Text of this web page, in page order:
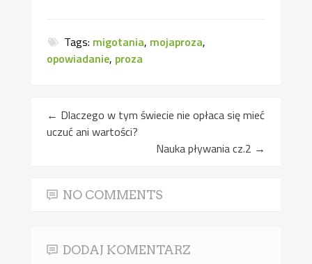
Tags: migotania, mojaproza,
opowiadanie, proza
← Dlaczego w tym świecie nie opłaca się mieć
uczuć ani wartości?
Nauka pływania cz.2 →
NO COMMENTS
DODAJ KOMENTARZ